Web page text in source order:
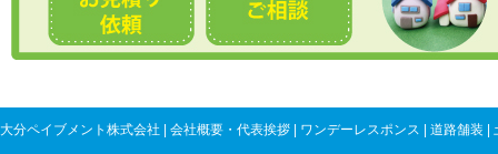
大分ペイブメント株式会社 会社概要・代表挨拶 ワンデーレスポンス 道路舗装